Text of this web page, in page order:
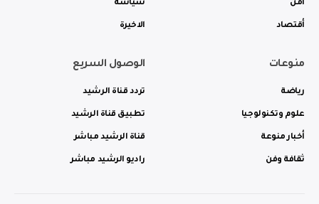
أمن
أقتصاد
سياسة
الاخيرة
منوعات
رياضة
علوم وتكنولوجيا
أخبار منوعة
ثقافة وفن
الوصول السريع
تردد قناة الرشيد
تطبيق قناة الرشيد
قناة الرشيد مباشر
راديو الرشيد مباشر